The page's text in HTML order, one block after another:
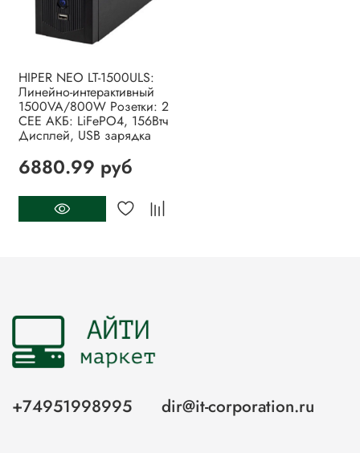
HIPER NEO LT-1500ULS:
Линейно-интерактивный
1500VA/800W Розетки: 2
CEE АКБ: LiFePO4, 156Втч
Дисплей, USB зарядка
6880.99 руб
+74951998995 dir@it-corporation.ru